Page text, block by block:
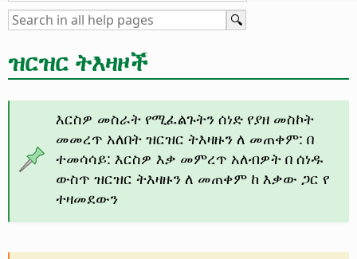
ዝርዝር ትእዛዞች
እርስዎ መስራት የሚፈልጉትን ሰነድ የያዘ መስኮት
መመረጥ አለበት ዝርዝር ትእዛዙን ለ መጠቀም: በ
ተመሳሳይ: እርስዎ እቃ መምረጥ አለብዎት በ ሰነዱ
ውስጥ ዝርዝር ትእዛዙን ለ መጠቀም ከ እቃው ጋር የ
ተዛመደውን